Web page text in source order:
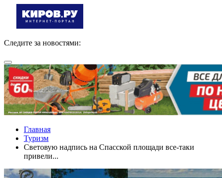
Следите за новостями:
Главная
Туризм
Световую надпись на Спасской площади все-таки
привели...